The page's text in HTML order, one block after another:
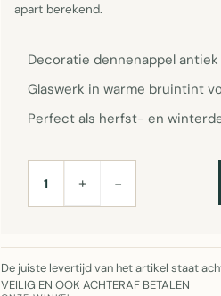
apart berekend.
Decoratie dennenappel
Glaswerk in warme bruintint
Perfect als herfst- en
AANTAL+ −
De juiste levertijd van het artikel staat
VEILIG EN OOK ACHTERAF BETALEN